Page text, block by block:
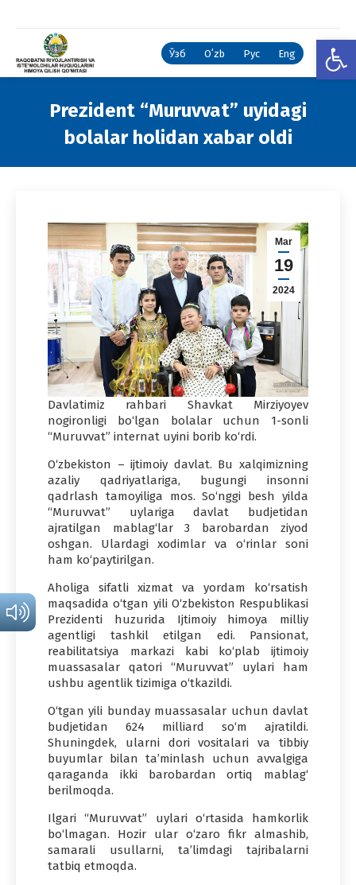
Ўзб Oʻzb Рус Eng
Prezident “Muruvvat” uyidagi
bolalar holidan xabar oldi
Mar
19
2024
Davlatimiz rahbari Shavkat Mirziyoyev
nogironligi bo‘lgan bolalar uchun 1-sonli
“Muruvvat” internat uyini borib ko‘rdi.
O‘zbekiston – ijtimoiy davlat. Bu xalqimizning
azaliy qadriyatlariga, bugungi insonni
qadrlash tamoyiliga mos. So‘nggi besh yilda
“Muruvvat” uylariga davlat budjetidan
ajratilgan mablag‘lar 3 barobardan ziyod
oshgan. Ulardagi xodimlar va o‘rinlar soni
ham ko‘paytirilgan.
Aholiga sifatli xizmat va yordam ko‘rsatish
maqsadida o‘tgan yili O‘zbekiston Respublikasi
Prezidenti huzurida Ijtimoiy himoya milliy
agentligi tashkil etilgan edi. Pansionat,
reabilitatsiya markazi kabi ko‘plab ijtimoiy
muassasalar qatori “Muruvvat” uylari ham
ushbu agentlik tizimiga o‘tkazildi.
O‘tgan yili bunday muassasalar uchun davlat
budjetidan 624 milliard so‘m ajratildi.
Shuningdek, ularni dori vositalari va tibbiy
buyumlar bilan ta’minlash uchun avvalgiga
qaraganda ikki barobardan ortiq mablag‘
berilmoqda.
Ilgari “Muruvvat” uylari o‘rtasida hamkorlik
bo‘lmagan. Hozir ular o‘zaro fikr almashib,
samarali usullarni, ta’limdagi tajribalarni
tatbiq etmoqda.